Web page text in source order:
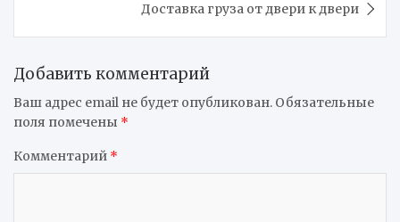
Доставка груза от двери к двери
Добавить комментарий
Ваш адрес email не будет опубликован. Обязательные
поля помечены *
Комментарий *